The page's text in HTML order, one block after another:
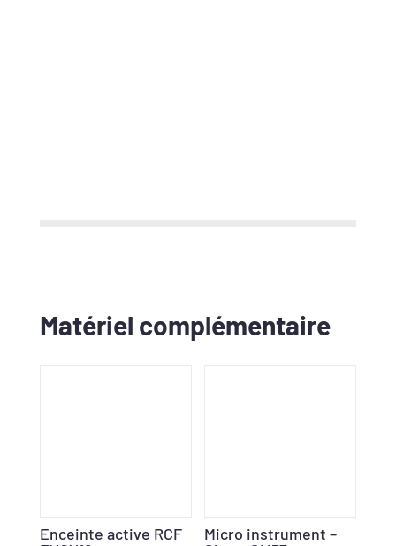
Matériel complémentaire
Enceinte active RCF
Micro instrument –